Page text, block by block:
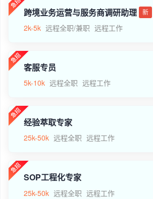
跨境业务运营与服务商调研助理 新
2k-5k 远程全职/兼职 远程工作
客服专员
5k-10k 远程全职 远程工作
经验萃取专家
25k-50k 远程全职 远程工作
SOP工程化专家
25k-50k 远程全职 远程工作